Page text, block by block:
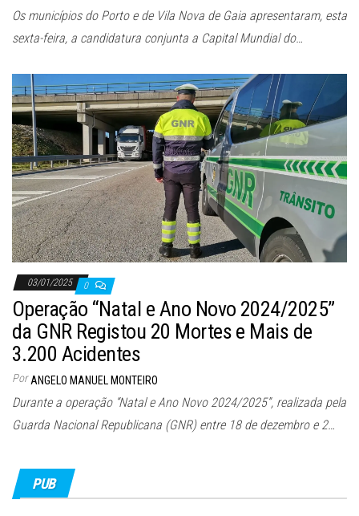
Os municípios do Porto e de Vila Nova de Gaia apresentaram, esta
sexta-feira, a candidatura conjunta a Capital Mundial do…
03/01/2025 0
Operação “Natal e Ano Novo 2024/2025”
da GNR Registou 20 Mortes e Mais de
3.200 Acidentes
Por ANGELO MANUEL MONTEIRO
Durante a operação “Natal e Ano Novo 2024/2025”, realizada pela
Guarda Nacional Republicana (GNR) entre 18 de dezembro e 2…
PUB